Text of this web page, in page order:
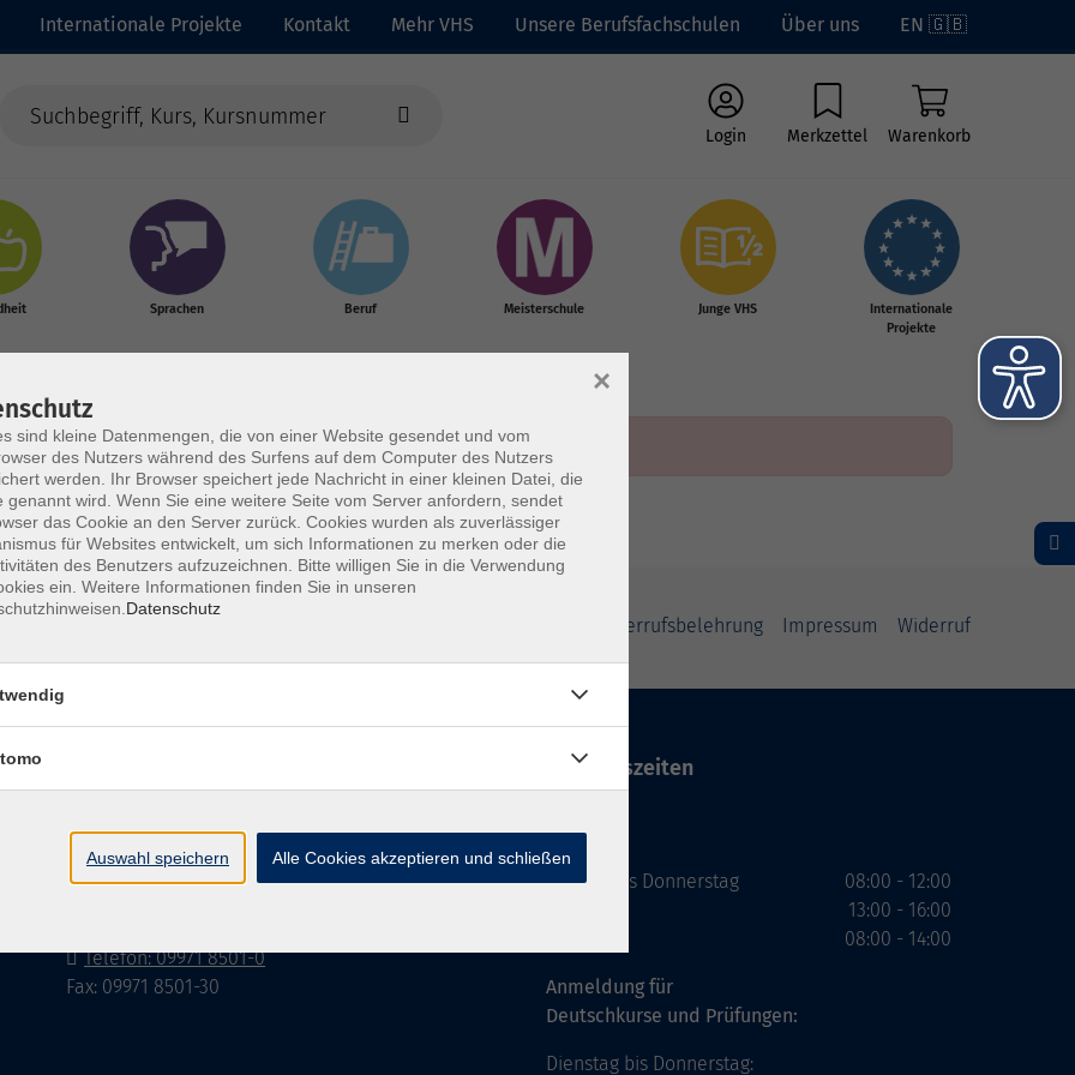
Internationale Projekte Kontakt Mehr VHS Unsere Berufsfachschulen Über uns EN 🇬🇧
Login Merkzettel Warenkorb
Sprachen Beruf Meisterschule Junge VHS
Internationale
Projekte
Widerrufsbelehrung Impressum Widerruf
Pfarrer-Seidl-Str. 1
93413 Cham
Telefon: 09971 8501-0
Fax: 09971 8501-30
Öffnungszeiten
VHS
Montag bis Donnerstag
Anmeldung für
Deutschkurse und Prüfungen:
Dienstag bis Donnerstag:
08:00 - 12:00
13:00 - 16:00
08:00 - 14:00
sind kleine Datenmengen, die von einer Website gesendet und vom
des Nutzers während des Surfens auf dem Computer des Nutzers
werden. Ihr Browser speichert jede Nachricht in einer kleinen Datei, die
genannt wird. Wenn Sie eine weitere Seite vom Server anfordern, sendet
das Cookie an den Server zurück. Cookies wurden als zuverlässiger
für Websites entwickelt, um sich Informationen zu merken oder die
des Benutzers aufzuzeichnen. Bitte willigen Sie in die Verwendung
ein. Weitere Informationen finden Sie in unseren
Datenschutz
×
Auswahl speichern Alle Cookies akzeptieren und schließen